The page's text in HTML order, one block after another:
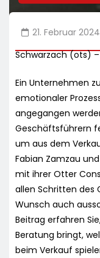
21. Februar 2024
Schwarzach (ots) –
Ein Unternehmen
emotionaler
angegangen
Geschäftsführern
um aus dem
Fabian Zamzau
mit ihrer Otter
allen Schritten des
Wunsch auch
Beitrag erfahren
Beratung bringt,
beim Verkauf